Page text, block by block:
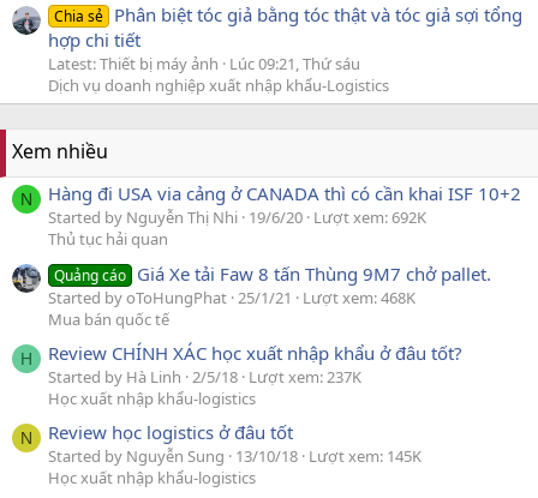
Chia sẻ Phân biệt tóc giả bằng tóc thật và tóc giả sợi tổng
hợp chi tiết
Latest: Thiết bị máy ảnh
Lúc 09:21, Thứ sáu
Dịch vụ doanh nghiệp xuất nhập khẩu-Logistics
Xem nhiều
N Hàng đi USA via cảng ở CANADA thì có cần khai ISF 10+2
Started by Nguyễn Thị Nhi 19/6/20 Lượt xem: 692K
Thủ tục hải quan
Quảng cáo Giá Xe tải Faw 8 tấn Thùng 9M7 chở pallet.
Started by oToHungPhat 25/1/21
Lượt xem: 468K
Mua bán quốc tế
H Review CHÍNH XÁC học xuất nhập khẩu ở đâu tốt?
Started by Hà Linh 2/5/18 Lượt xem: 237K
Học xuất nhập khẩu-logistics
N Review học logistics ở đâu tốt
Started by Nguyễn Sung 13/10/18 Lượt xem: 145K
Học xuất nhập khẩu-logistics